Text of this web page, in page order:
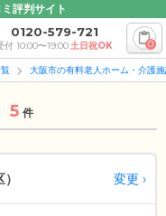
評判サイト
0120-579-721
付 10:00〜19:00土日祝OK 0
大阪市の有料老人ホーム・介護
5 件
変更